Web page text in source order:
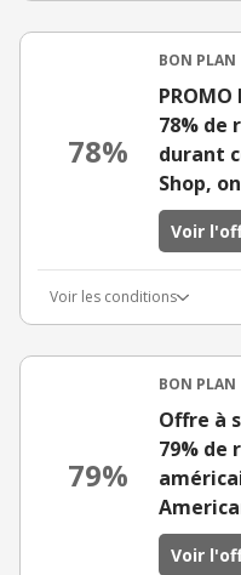
78%
BON PLAN
PROMO
78% de
durant
Shop,
Voir
Voir les conditions
79%
BON PLAN
Offre à
79% de
Voir